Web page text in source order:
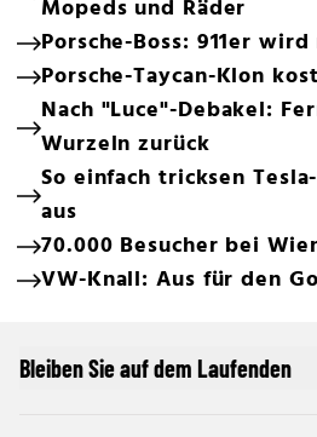
Mopeds und Räder
Porsche-Boss: 911er
Porsche-Taycan-Klon
Nach "Luce"-Debakel:
Wurzeln zurück
So einfach tricksen
aus
70.000 Besucher bei
VW-Knall: Aus für den
Bleiben Sie auf dem Laufenden